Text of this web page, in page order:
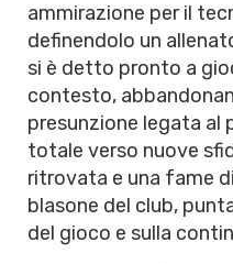
ammirazione per il
definendolo un
si è detto pronto a
contesto,
presunzione legata al
totale verso nuove
ritrovata e una fame
blasone del club,
del gioco e sulla